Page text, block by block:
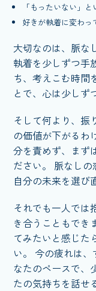
「もったいない」
好きが執着に変わっ
大切なのは、脈な
執着を少しずつ手
ち、考えこむ時間
とで、心は少しず
そして何より、振
の価値が下がるわ
分を責めず、まず
ださい。 脈なしの
自分の未来を選び
それでも一人では
き合うこともでき
てみたいと感じた
い。 今の疲れは
なたのペースで、
たの気持ちを話せ